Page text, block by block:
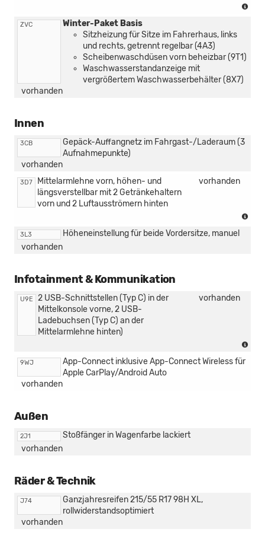
ZVC
Winter-Paket Basis
Sitzheizung für Sitze im Fahrerhaus, links
und rechts, getrennt regelbar (4A3)
Scheibenwaschdüsen vorn beheizbar (9T1)
Waschwasserstandanzeige mit
vergrößertem Waschwasserbehälter (8X7)
vorhanden
Innen
3CB
Gepäck-Auffangnetz im Fahrgast-/Laderaum (3
Aufnahmepunkte)
vorhanden
3D7
Mittelarmlehne vorn, höhen- und
längsverstellbar mit 2 Getränkehaltern
vorn und 2 Luftausströmern hinten
vorhanden
3L3
Höheneinstellung für beide Vordersitze, manuel
vorhanden
Infotainment & Kommunikation
U9E
2 USB-Schnittstellen (Typ C) in der
Mittelkonsole vorne, 2 USB-
Ladebuchsen (Typ C) an der
Mittelarmlehne hinten)
vorhanden
9WJ
App-Connect inklusive App-Connect Wireless für
Apple CarPlay/Android Auto
vorhanden
Außen
2J1
Stoßfänger in Wagenfarbe lackiert
vorhanden
Räder & Technik
J74
Ganzjahresreifen 215/55 R17 98H XL,
rollwiderstandsoptimiert
vorhanden